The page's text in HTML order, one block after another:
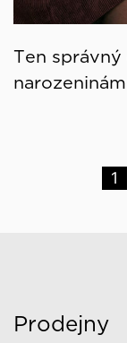
Ten
narozeninám
1
Prodejny